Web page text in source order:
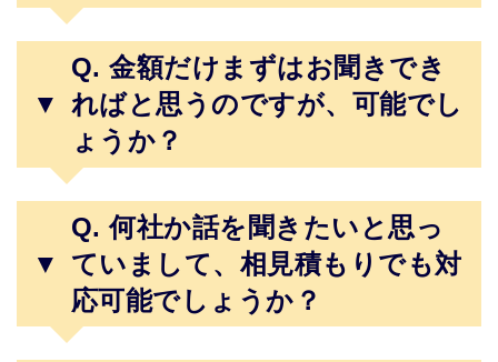
▼
Q. 金額だけまずはお聞きでき
ればと思うのですが、可能でし
ょうか？
▼
Q. 何社か話を聞きたいと思っ
ていまして、相見積もりでも対
応可能でしょうか？